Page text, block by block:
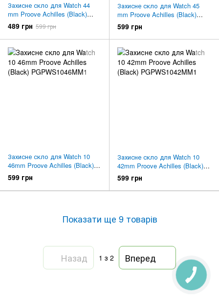
Захисне скло для Watch 44
mm Proove Achilles (Black)
PGPWSE244001
489 грн 599 грн
Захисне скло для Watch 45
mm Proove Achilles (Black)
PGPWS945MM01
599 грн
Захисне скло для Watch 10
46mm Proove Achilles (Black)
PGPWS1046MM1
599 грн
Захисне скло для Watch 10
42mm Proove Achilles (Black)
PGPWS1042MM1
599 грн
Показати ще 9 товарів
Назад 1 з 2 Вперед